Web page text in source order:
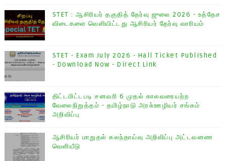
STET : ஆசிரியர் தகுதித் தேர்வு ஜுலை 2026 - உத்தேச
விடைகளை வெளியிட்டது ஆசிரியர் தேர்வு வாரியம்
STET - Exam July 2026 - Hall Ticket Published
- Download Now - Direct Link
திட்டமிட்டபடி சனவரி 6 முதல் காலவரையற்ற
வேலைநிறுத்தம் - தமிழ்நாடு அரசு்ஊழியர் சங்கம்
அறிவிப்பு
ஆசிரியர் மாறுதல் கலந்தாய்வு அறிவிப்பு அட்டவனண
வெளியீடு